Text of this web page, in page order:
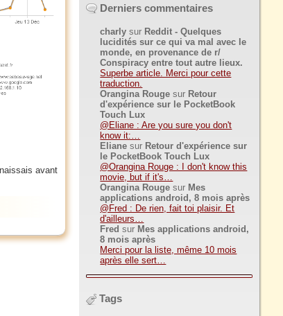
Derniers commentaires
charly sur Reddit - Quelques
lucidités sur ce qui va mal avec le
monde, en provenance de r/
Conspiracy entre tout autre lieux.
Superbe article. Merci pour cette
traduction.
Orangina Rouge sur Retour
d'expérience sur le PocketBook
Touch Lux
@Eliane : Are you sure you don't
know it:…
Eliane sur Retour d'expérience sur
le PocketBook Touch Lux
@Orangina Rouge : I don't know this
movie, but if it's…
Orangina Rouge sur Mes
applications android, 8 mois après
@Fred : De rien, fait toi plaisir. Et
d'ailleurs…
Fred sur Mes applications android,
8 mois après
Merci pour la liste, même 10 mois
après elle sert…
Tags
avant